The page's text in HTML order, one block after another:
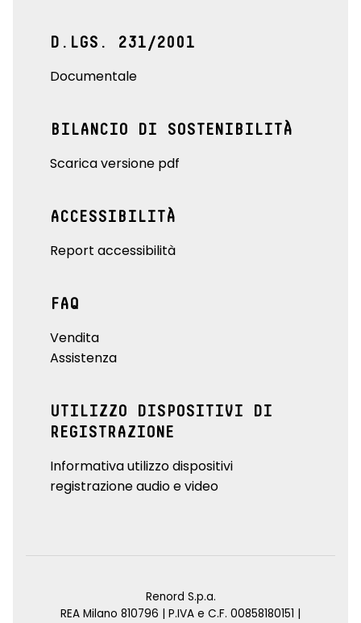
D.LGS. 231/2001
Documentale
BILANCIO DI SOSTENIBILITÀ
Scarica versione pdf
ACCESSIBILITÀ
Report accessibilità
FAQ
Vendita
Assistenza
UTILIZZO DISPOSITIVI DI
REGISTRAZIONE
Informativa utilizzo dispositivi
registrazione audio e video
Renord S.p.a.
REA Milano 810796 | P.IVA e C.F. 00858180151 |